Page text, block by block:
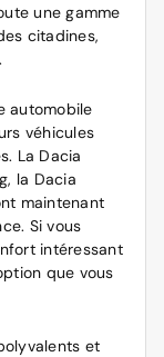
une gamme
citadines,
automobile
véhicules
La Dacia
la Dacia
maintenant
Si vous
intéressant
que vous
et